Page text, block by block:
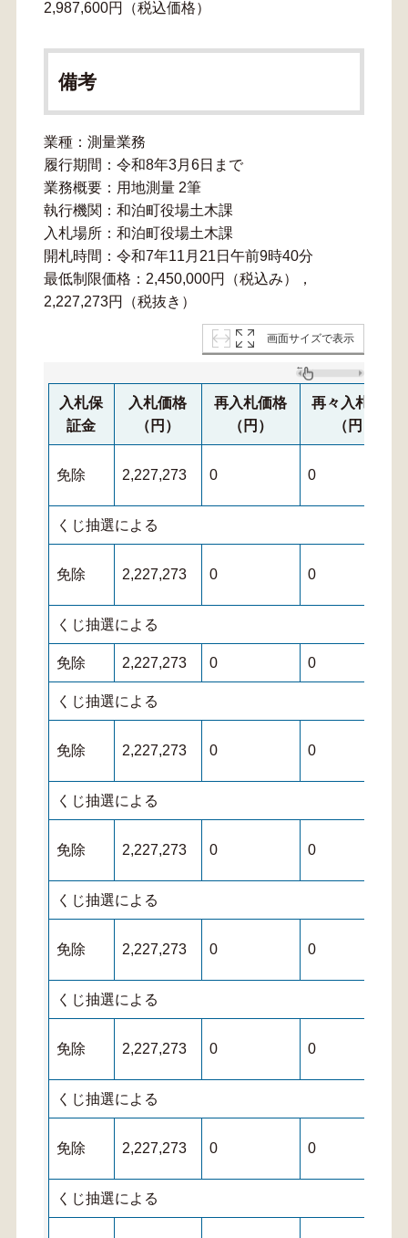
2,987,600円（税込価格）
備考
業種：測量業務
履行期間：令和8年3月6日まで
業務概要：用地測量 2筆
執行機関：和泊町役場土木課
入札場所：和泊町役場土木課
開札時間：令和7年11月21日午前9時40分
最低制限価格：2,450,000円（税込み），
2,227,273円（税抜き）
画面サイズで表示
入札保
証金
入札価格
（円）
再入札価格
（円）
再々入札価格
（円）
免除 2,227,273 0 0
くじ抽選による
免除 2,227,273 0 0
くじ抽選による
免除 2,227,273 0 0
くじ抽選による
免除 2,227,273 0 0
くじ抽選による
免除 2,227,273 0 0
くじ抽選による
免除 2,227,273 0 0
くじ抽選による
免除 2,227,273 0 0
くじ抽選による
免除 2,227,273 0 0
くじ抽選による